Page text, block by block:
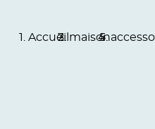
Accueil maison